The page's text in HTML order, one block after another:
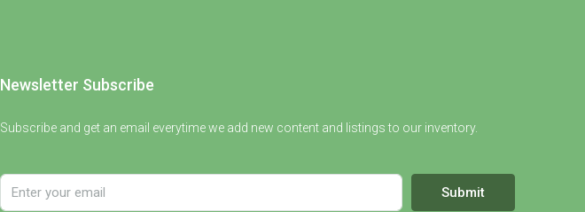
Newsletter Subscribe
Subscribe and get an email everytime we add new content and listings to our inventory.
Submit